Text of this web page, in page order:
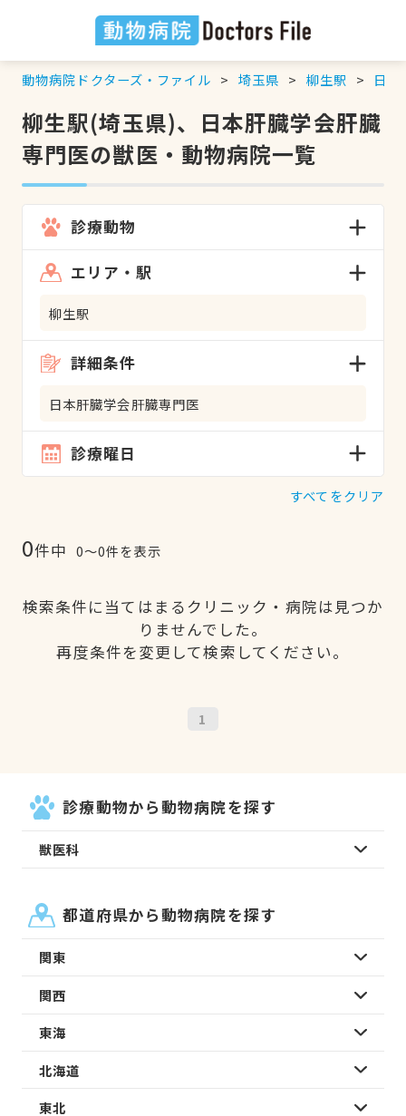
動物病院ドクターズ・ファイル 埼玉県 柳生駅 日本
柳生駅(埼玉県)、日本肝臓学会肝臓
専門医の獣医・動物病院一覧
診療動物
エリア・駅
柳生駅
詳細条件
日本肝臓学会肝臓専門医
診療曜日
すべてをクリア
0件中 0〜0件を表示
検索条件に当てはまるクリニック・病院は見つか
りませんでした。
再度条件を変更して検索してください。
1
診療動物から動物病院を探す
獣医科
都道府県から動物病院を探す
関東
関西
東海
北海道
東北